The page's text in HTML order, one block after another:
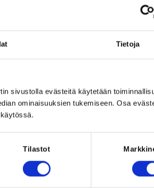
Tietoja
sivustolla evästeitä käytetään
ominaisuuksien tukemiseen. Osa
Tilastot
Su